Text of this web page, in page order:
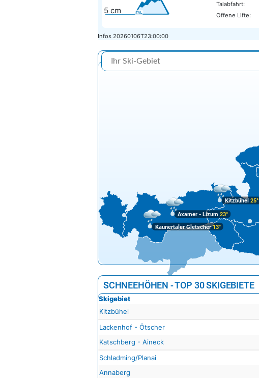
5cm
Talabfahrt:
Offene Lifte:
Infos 20260106T23:00:00
Kitzbühel25°
Axamer - Lizum 23°
Kaunertaler Gletscher13°
SCHNEEHÖHEN - TOP 30 SKIGEBIETE
Skigebiet
Kitzbühel
Lackenhof - Ötscher
Katschberg - Aineck
Schladming/Planai
Annaberg